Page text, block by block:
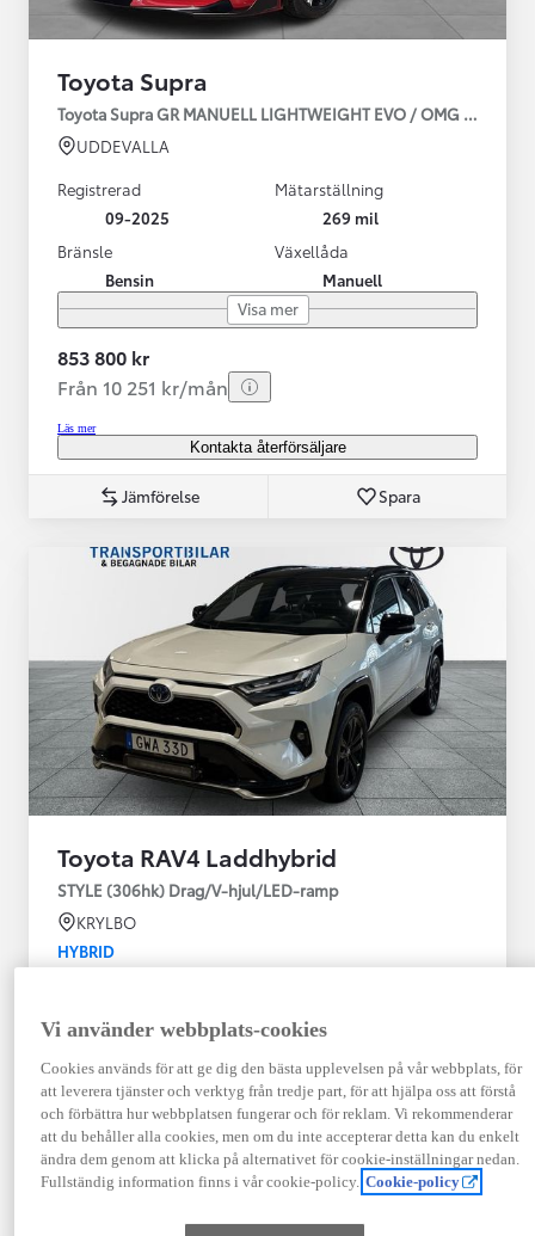
Toyota Supra
Toyota Supra GR MANUELL LIGHTWEIGHT EVO / OMG LEV!
UDDEVALLA
Registrerad
09-2025
Mätarställning
269 mil
Bränsle
Bensin
Växellåda
Manuell
Visa mer
853 800 kr
Från 10 251 kr/mån
Läs mer
Kontakta återförsäljare
Jämförelse Spara
Toyota RAV4 Laddhybrid
STYLE (306hk) Drag/V-hjul/LED-ramp
KRYLBO
HYBRID
09-2023
Hybrid Bensin
Automat
Visa mer
409 900 kr
Från 4 920 kr/mån
Vi använder webbplats-cookies
Cookies används för att ge dig den bästa upplevelsen på vår webbplats, för
att leverera tjänster och verktyg från tredje part, för att hjälpa oss att förstå
och förbättra hur webbplatsen fungerar och för reklam. Vi rekommenderar
att du behåller alla cookies, men om du inte accepterar detta kan du enkelt
ändra dem genom att klicka på alternativet för cookie-inställningar nedan.
Fullständig information finns i vår cookie-policy. Cookie-policy